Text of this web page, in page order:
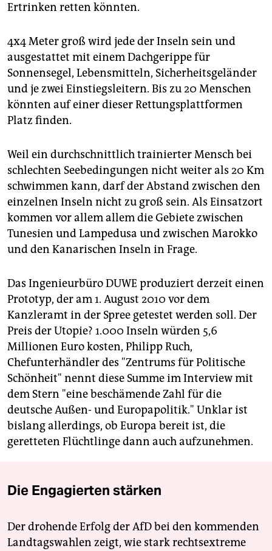
Ertrinken retten könnten.
4x4 Meter groß wird jede der Inseln sein und
ausgestattet mit einem Dachgerippe für
Sonnensegel, Lebensmitteln, Sicherheitsgeländer
und je zwei Einstiegsleitern. Bis zu 20 Menschen
könnten auf einer dieser Rettungsplattformen
Platz finden.
Weil ein durchschnittlich trainierter Mensch bei
schlechten Seebedingungen nicht weiter als 20 Km
schwimmen kann, darf der Abstand zwischen den
einzelnen Inseln nicht zu groß sein. Als Einsatzort
kommen vor allem allem die Gebiete zwischen
Tunesien und Lampedusa und zwischen Marokko
und den Kanarischen Inseln in Frage.
Das Ingenieurbüro DUWE produziert derzeit einen
Prototyp, der am 1. August 2010 vor dem
Kanzleramt in der Spree getestet werden soll. Der
Preis der Utopie? 1.000 Inseln würden 5,6
Millionen Euro kosten, Philipp Ruch,
Chefunterhändler des "Zentrums für Politische
Schönheit" nennt diese Summe im Interview mit
dem Stern "eine beschämende Zahl für die
deutsche Außen- und Europapolitik." Unklar ist
bislang allerdings, ob Europa bereit ist, die
geretteten Flüchtlinge dann auch aufzunehmen.
Die Engagierten stärken
Der drohende Erfolg der AfD bei den kommenden
Landtagswahlen zeigt, wie stark rechtsextreme